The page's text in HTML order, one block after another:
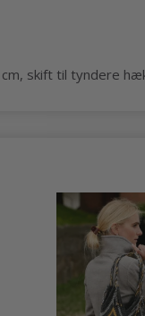
skift til tyndere